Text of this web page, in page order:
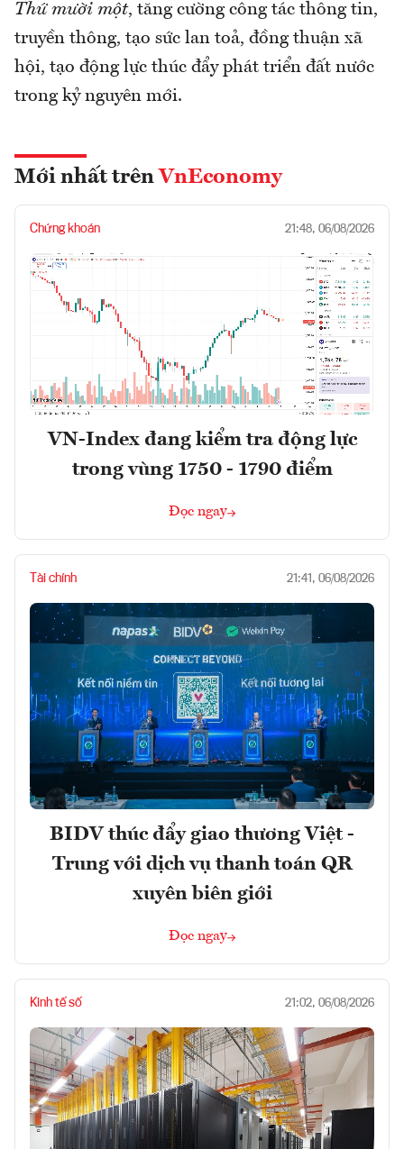
Thứ mười một, tăng cường công tác thông tin,
truyền thông, tạo sức lan toả, đồng thuận xã
hội, tạo động lực thúc đẩy phát triển đất nước
trong kỷ nguyên mới.
Mới nhất trên VnEconomy
Chứng khoán 21:48, 06/08/2026
VN-Index đang kiểm tra động lực
trong vùng 1750 - 1790 điểm
Đọc ngay
Tài chính 21:41, 06/08/2026
BIDV thúc đẩy giao thương Việt -
Trung với dịch vụ thanh toán QR
xuyên biên giới
Đọc ngay
Kinh tế số 21:02, 06/08/2026